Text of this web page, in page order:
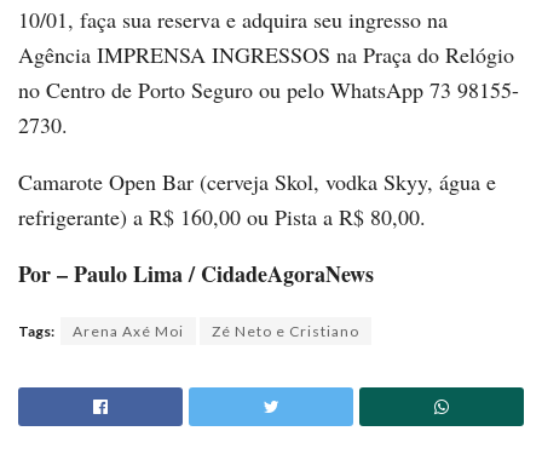
10/01, faça sua reserva e adquira seu ingresso na
Agência IMPRENSA INGRESSOS na Praça do Relógio
no Centro de Porto Seguro ou pelo WhatsApp 73 98155-
2730.
Camarote Open Bar (cerveja Skol, vodka Skyy, água e
refrigerante) a R$ 160,00 ou Pista a R$ 80,00.
Por – Paulo Lima / CidadeAgoraNews
Tags: Arena Axé Moi Zé Neto e Cristiano